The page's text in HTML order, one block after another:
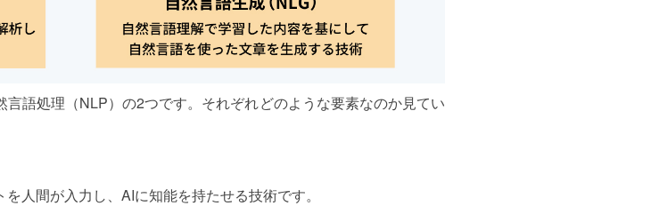
語処理（NLP）の2つです。それぞれどのような要素なのか見てい
人間が入力し、AIに知能を持たせる技術です。